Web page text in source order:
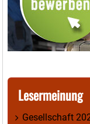
Lesermeinung
Gesellschaft